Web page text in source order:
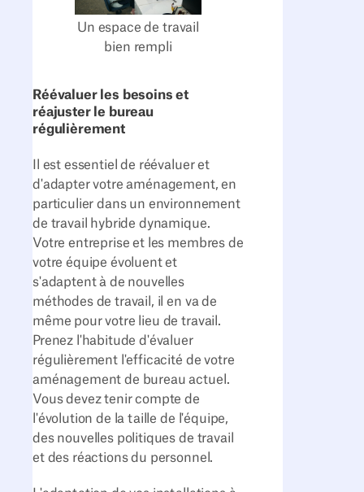
Un espace de travail
bien rempli
Réévaluer les besoins et
réajuster le bureau
régulièrement
Il est essentiel de réévaluer et
d'adapter votre aménagement, en
particulier dans un environnement
de travail hybride dynamique.
Votre entreprise et les membres de
votre équipe évoluent et
s'adaptent à de nouvelles
méthodes de travail, il en va de
même pour votre lieu de travail.
Prenez l'habitude d'évaluer
régulièrement l'efficacité de votre
aménagement de bureau actuel.
Vous devez tenir compte de
l'évolution de la taille de l'équipe,
des nouvelles politiques de travail
et des réactions du personnel.